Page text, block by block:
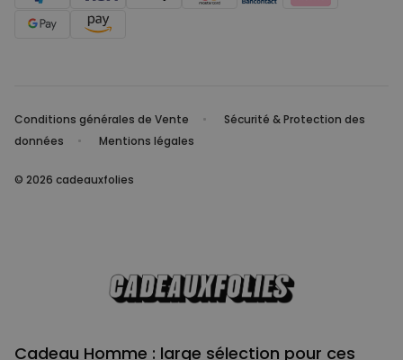
Conditions générales de Vente
Sécurité & Protection des
données
Mentions légales
© 2026 cadeauxfolies
Cadeau Homme : large sélection pour ces